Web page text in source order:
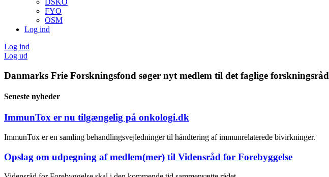
DSKO
FYO
OSM
Log ind
Log ind
Log ud
Danmarks Frie Forskningsfond søger nyt medlem til det faglige forskningsråd
Seneste nyheder
ImmunTox er nu tilgængelig på onkologi.dk
ImmunTox er en samling behandlingsvejledninger til håndtering af immunrelaterede bivirkninger.
Opslag om udpegning af medlem(mer) til Vidensråd for Forebyggelse